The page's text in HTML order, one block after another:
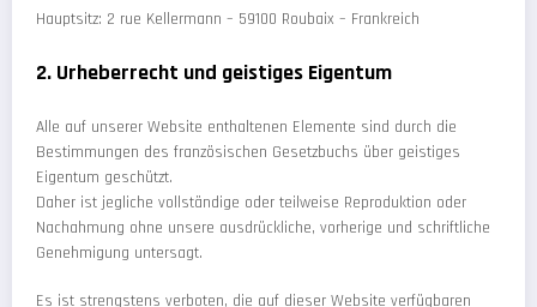
Hauptsitz: 2 rue Kellermann – 59100 Roubaix – Frankreich
2. Urheberrecht und geistiges Eigentum
Alle auf unserer Website enthaltenen Elemente sind durch die
Bestimmungen des französischen Gesetzbuchs über geistiges
Eigentum geschützt.
Daher ist jegliche vollständige oder teilweise Reproduktion oder
Nachahmung ohne unsere ausdrückliche, vorherige und schriftliche
Genehmigung untersagt.
Es ist strengstens verboten, die auf dieser Website verfügbaren